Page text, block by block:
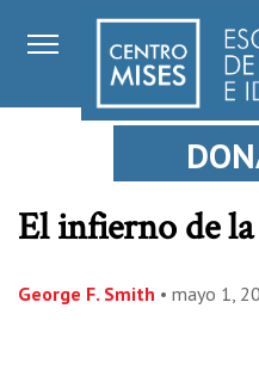
El infierno de
George F. Smith • mayo 1,